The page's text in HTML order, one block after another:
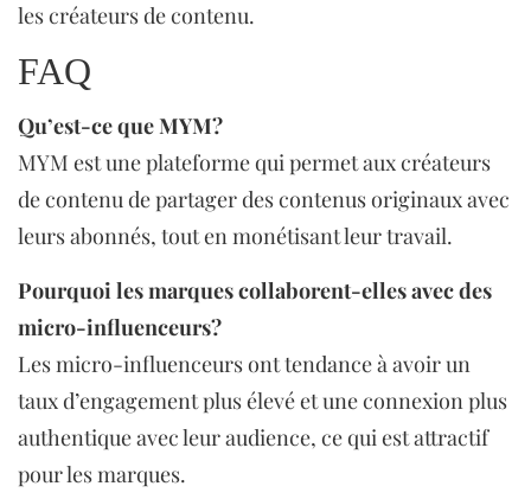
les créateurs de contenu.
FAQ
Qu’est-ce que MYM?
MYM est une plateforme qui permet aux créateurs
de contenu de partager des contenus originaux avec
leurs abonnés, tout en monétisant leur travail.
Pourquoi les marques collaborent-elles avec des
micro-influenceurs?
Les micro-influenceurs ont tendance à avoir un
taux d’engagement plus élevé et une connexion plus
authentique avec leur audience, ce qui est attractif
pour les marques.